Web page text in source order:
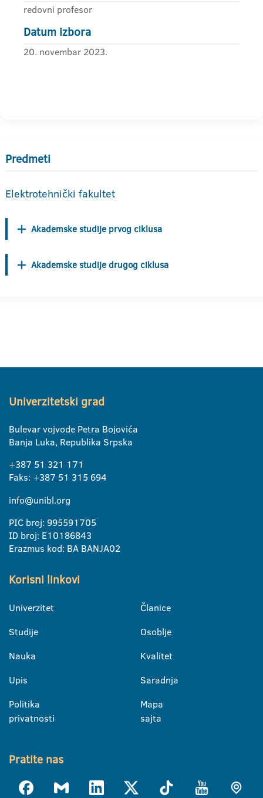
redovni profesor
Datum izbora
20. novembar 2023.
Predmeti
Elektrotehnički fakultet
Akademske studije prvog ciklusa
Akademske studije drugog ciklusa
Univerzitetski grad
Bulevar vojvode Petra Bojovića
Banja Luka, Republika Srpska
+387 51 321 171
Faks: +387 51 315 694
info@unibl.org
PIC broj: 995591705
ID broj: E10186843
Erazmus kod: BA BANJA02
Korisni linkovi
Univerzitet
Studije
Nauka
Upis
Politika
privatnosti
Članice
Osoblje
Kvalitet
Saradnja
Mapa
sajta
Pratite nas